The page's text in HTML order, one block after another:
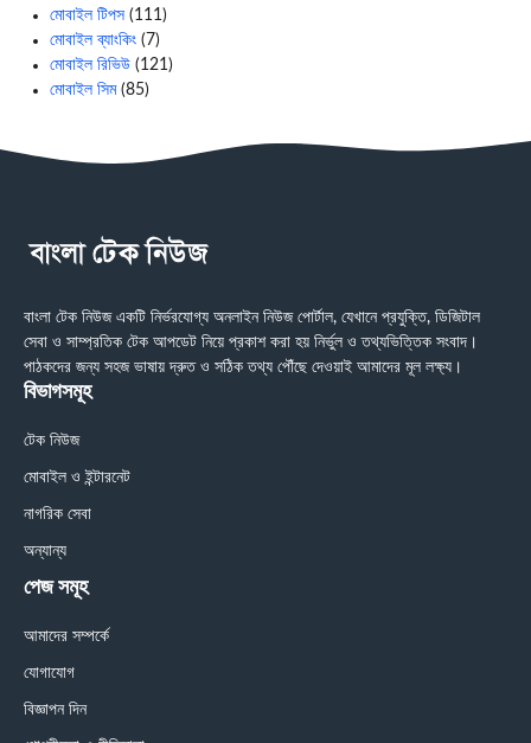
মোবাইল টিপস (111)
মোবাইল ব্যাংকিং (7)
মোবাইল রিভিউ (121)
মোবাইল সিম(85)
বাংলা টেক নিউজ একটি নির্ভরযোগ্য অনলাইন নিউজ পোর্টাল, যেখানে প্রযুক্তি, ডিজিটাল
সেবা ও সাম্প্রতিক টেক আপডেট নিয়ে প্রকাশ করা হয় নির্ভুল ও তথ্যভিত্তিক সংবাদ।
পাঠকদের জন্য সহজ ভাষায় দ্রুত ও সঠিক তথ্য পৌঁছে দেওয়াই আমাদের মূল লক্ষ্য।
বিভাগসমূহ
টেক নিউজ
মোবাইল ও ইন্টারনেট
নাগরিক সেবা
অন্যান্য
পেজ সমূহ
আমাদের সম্পর্কে
যোগাযোগ
বিজ্ঞাপন দিন